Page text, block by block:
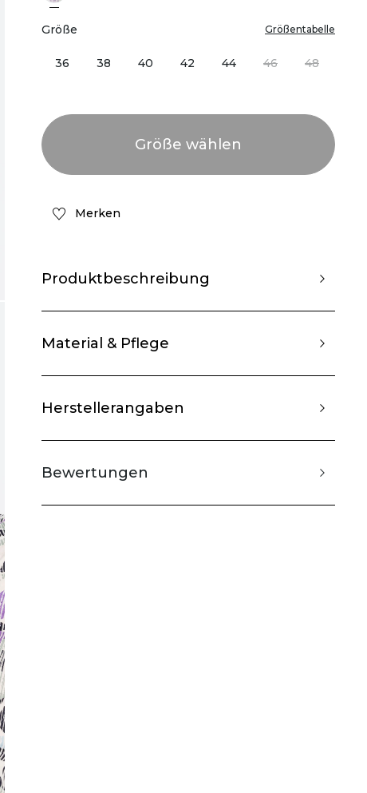
Größe Größentabelle
36 38 40 42 44 46 48
Merken
Produktbeschreibung
Material & Pflege
Herstellerangaben
Bewertungen